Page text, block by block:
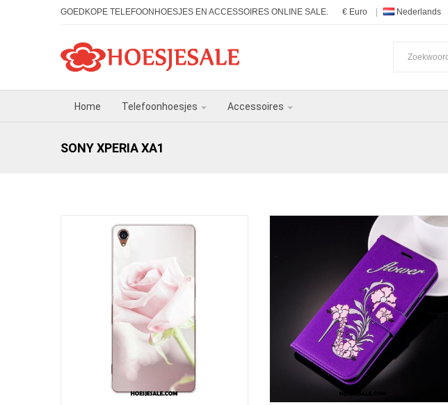
GOEDKOPE TELEFOONHOESJES EN ACCESSOIRES ONLINE SALE. € Euro Nederlands
Home Telefoonhoesjes Accessoires
SONY XPERIA XA1